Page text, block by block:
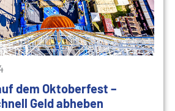
dem Oktoberfest –
Geld abheben